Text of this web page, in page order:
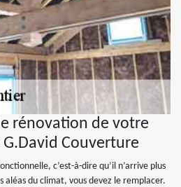
rénovation de votre
Couverture
c’est-à-dire qu’il n’arrive plus
du climat, vous devez le remplacer.